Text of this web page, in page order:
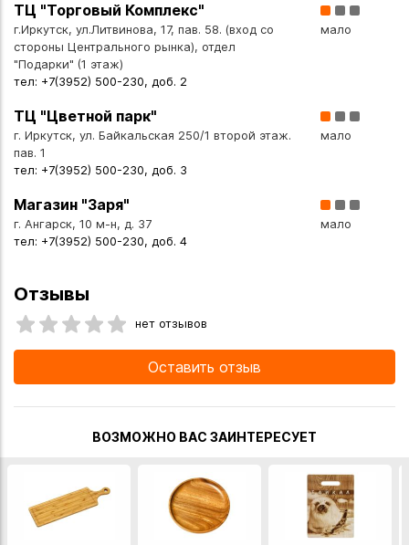
ТЦ "Торговый Комплекс"
г.Иркутск, ул.Литвинова, 17, пав. 58. (вход со
стороны Центрального рынка), отдел
"Подарки" (1 этаж)
тел: +7(3952) 500-230, доб. 2
мало
ТЦ "Цветной парк"
г. Иркутск, ул. Байкальская 250/1 второй этаж.
пав. 1
тел: +7(3952) 500-230, доб. 3
мало
Магазин "Заря"
г. Ангарск, 10 м-н, д. 37
тел: +7(3952) 500-230, доб. 4
мало
Отзывы
нет отзывов
Оставить отзыв
ВОЗМОЖНО ВАС ЗАИНТЕРЕСУЕТ